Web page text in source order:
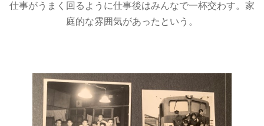
仕事がうまく回るように仕事後はみんなで一杯交わす。家
庭的な雰囲気があったという。